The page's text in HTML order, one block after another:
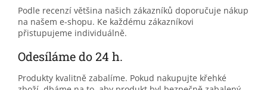
Podle recenzí většina našich zákazníků doporučuje nákup
na našem e-shopu. Ke každému zákazníkovi
přistupujeme individuálně.
Odesíláme do 24 h.
Produkty kvalitně zabalíme. Pokud nakupujte křehké